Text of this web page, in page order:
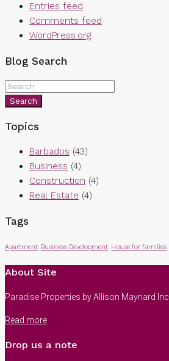
Entries feed
Comments feed
WordPress.org
Blog Search
Search
Topics
Barbados (43)
Business (4)
Construction (4)
Real Estate (4)
Tags
Apartment Business Development House for families
About Site
Paradise Properties by Allison Maynard Inc.
Read more
Drop us a note